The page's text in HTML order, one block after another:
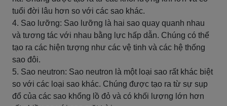
tuổi đời lâu hơn so với các sao khác.
4. Sao lưỡng: Sao lưỡng là hai sao quay quanh nhau
và tương tác với nhau bằng lực hấp dẫn. Chúng có thể
tạo ra các hiện tượng như các vệ tinh và các hệ thống
sao đôi.
5. Sao neutron: Sao neutron là một loại sao rất khác biệt
so với các loại sao khác. Chúng được tạo ra từ sự sụp
đổ của các sao khổng lồ đỏ và có khối lượng lớn hơn